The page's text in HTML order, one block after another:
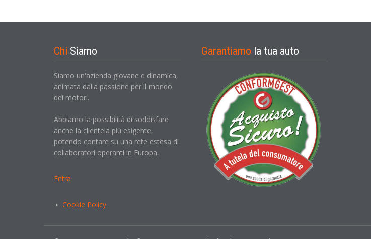
Chi Siamo
Siamo un'azienda giovane e dinamica,
animata dalla passione per il mondo
dei motori.
Abbiamo la possibilità di soddisfare
anche la clientela più esigente,
potendo contare su una rete estesa di
collaboratori operanti in Europa.
Entra
Cookie Policy
Garantiamo la tua auto